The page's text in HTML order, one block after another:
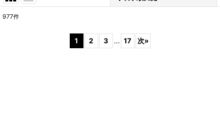
977件
1 2 3 ... 17 次»